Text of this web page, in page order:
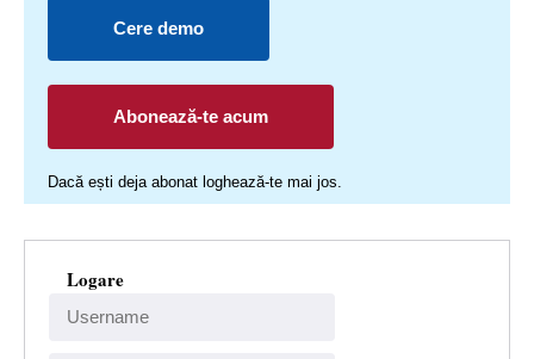
Cere demo
Abonează-te acum
Dacă ești deja abonat loghează-te mai jos.
Logare